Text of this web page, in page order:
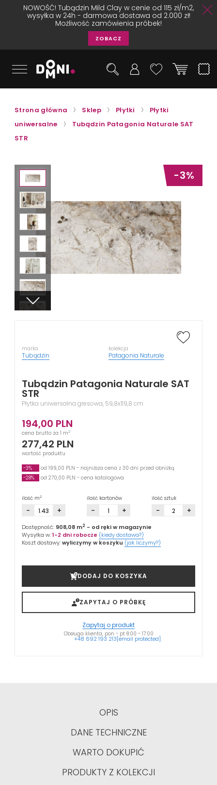
NOWOŚĆ! Tubądzin Mild Clay w cenie od 115 zł/m2,
wysyłka w 24h - darmowa dostawa od 2.000 zł!
Możliwość zamówienia próbek!
ZOBACZ
Strona główna Sklep Płytki
Płytki
uniwersalne
Tubądzin Patagonia Naturale SAT
STR
-3%
marka
Tubądzin
kolekcja
Patagonia Naturale
Tubądzin Patagonia Naturale SAT
STR
Płytka uniwersalna gresowa, 59,8x119,8 cm
194,00 PLN
cena brutto za 1 m2
277,42 PLN
wartość produktu
-3%
od 199,00 PLN - najniższa cena z 30 dni przed obniżką
-28%
od 270,00 PLN - cena katalogowa
ilość m2
- +
ilość kartonów
- +
ilość sztuk
- +
Dostępność: 908,08 m2 - od ręki w magazynie
Wysyłka w:1-2 dni robocze (kiedy dostawa?)
Koszt dostawy:wyliczymy w koszyku (jak liczymy?)
DODAJ DO KOSZYKA
ZAPYTAJ O PRÓBKĘ
Zapytaj o produkt
Obsługa klienta, pon - pt 8:00 - 17:00
+48 692 193 213[email protected]
OPIS
DANE TECHNICZNE
WARTO DOKUPIĆ
PRODUKTY Z KOLEKCJI